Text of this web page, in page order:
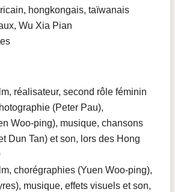
hongkongais, taïwanais
Wu Xia Pian
réalisateur, second rôle féminin
(Peter Pau),
Woo-ping), musique, chansons
Dun Tan) et son, lors des Hong
chorégraphies (Yuen Woo-ping),
musique, effets visuels et son,